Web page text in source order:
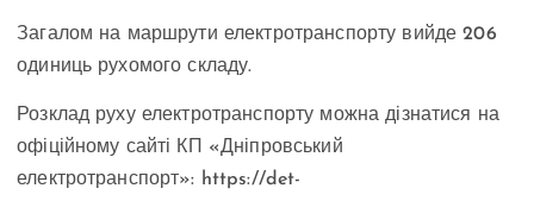
Загалом на маршрути електротранспорту вийде 206
одиниць рухомого складу.
Розклад руху електротранспорту можна дізнатися на
офіційному сайті КП «Дніпровський
електротранспорт»: https://det-